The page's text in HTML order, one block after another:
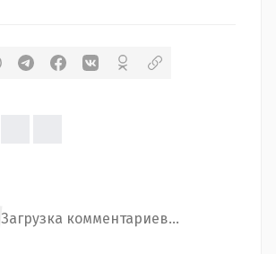
Загрузка комментариев...